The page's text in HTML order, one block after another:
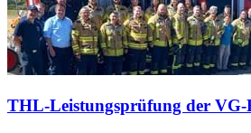
THL-Leistungsprüfung der VG-